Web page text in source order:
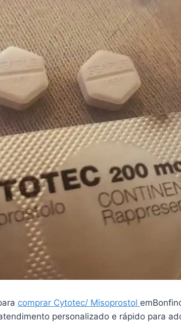
comprar Cytotec/ Misoprostol
personalizado e rápido para